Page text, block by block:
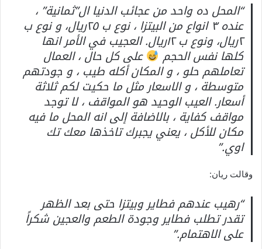
“المحل ده واحد من عجائب الدنيا ال”ثمانية” ،
عنده ٣ انواع من البيتزا ، نوع ب ٢٥ريال، و نوع ب
٢ريال، ونوع ب ١٢ريال. العجيب في الأمر انها
كلها نفس الحجم على كل حال ، العمال
تعاملهم حلو ، و المكان أكله طيب ، و جودتهم
متوسطة ، و الاسعار مثل ما حكيت لكم ثلاثة
أسعار. العيب الوحيد هو المواقف ، لا توجد
مواقف كفاية ، بالاضافة إلى انه المحل ما فيه
مكان للأكل ، يعني يجبرك تاخذها معك تك
اوي.”
وقالت ريان:
“رهيب عندهم فطاير وبيتزا حتى بعد الظهر
تقدر تطلب فطاير وجودة الطعم والعجين شكراً
على الاهتمام.”